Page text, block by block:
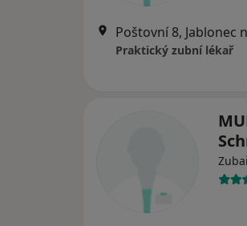
Poštovní 8, Jablonec
Praktický zubní lékař